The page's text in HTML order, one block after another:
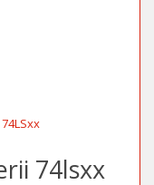
74LSxx
74lsxx